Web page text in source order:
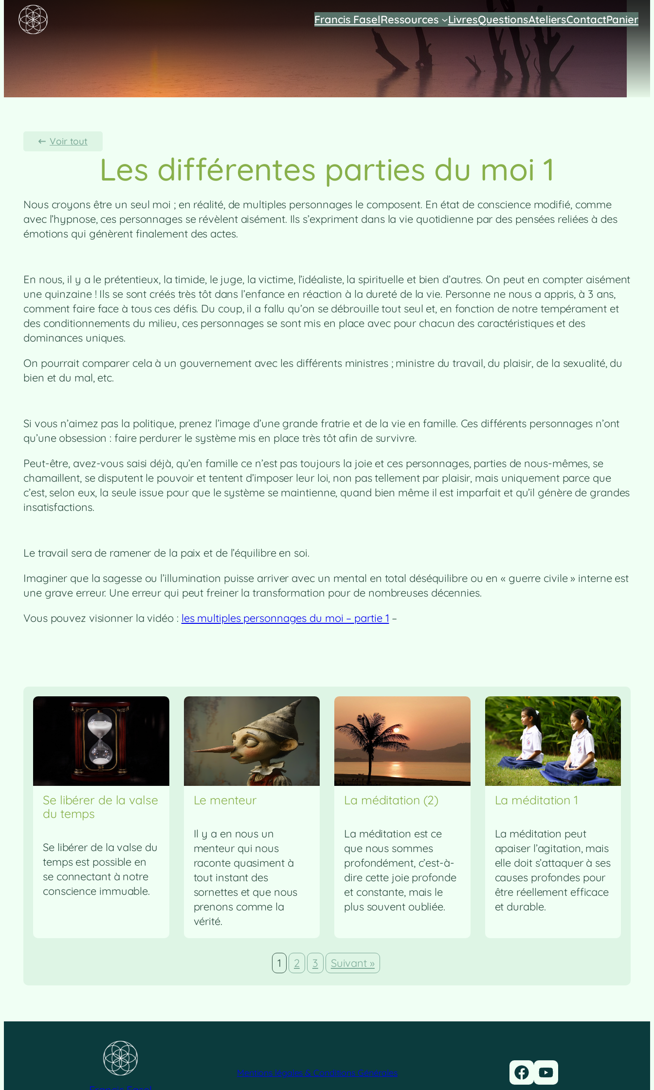
Francis FaselRessources LivresQuestionsAteliersContactPanier
Voir tout
Les différentes parties du moi 1
Nous croyons être un seul moi ; en réalité, de multiples personnages le composent. En état de conscience modifié, comme
avec l’hypnose, ces personnages se révèlent aisément. Ils s’expriment dans la vie quotidienne par des pensées reliées à des
émotions qui génèrent finalement des actes.
En nous, il y a le prétentieux, la timide, le juge, la victime, l’idéaliste, la spirituelle et bien d’autres. On peut en compter aisément
une quinzaine ! Ils se sont créés très tôt dans l’enfance en réaction à la dureté de la vie. Personne ne nous a appris, à 3 ans,
comment faire face à tous ces défis. Du coup, il a fallu qu’on se débrouille tout seul et, en fonction de notre tempérament et
des conditionnements du milieu, ces personnages se sont mis en place avec pour chacun des caractéristiques et des
dominances uniques.
On pourrait comparer cela à un gouvernement avec les différents ministres ; ministre du travail, du plaisir, de la sexualité, du
bien et du mal, etc.
Si vous n’aimez pas la politique, prenez l’image d’une grande fratrie et de la vie en famille. Ces différents personnages n’ont
qu’une obsession : faire perdurer le système mis en place très tôt afin de survivre.
Peut-être, avez-vous saisi déjà, qu’en famille ce n’est pas toujours la joie et ces personnages, parties de nous-mêmes, se
chamaillent, se disputent le pouvoir et tentent d’imposer leur loi, non pas tellement par plaisir, mais uniquement parce que
c’est, selon eux, la seule issue pour que le système se maintienne, quand bien même il est imparfait et qu’il génère de grandes
insatisfactions.
Le travail sera de ramener de la paix et de l’équilibre en soi.
Imaginer que la sagesse ou l’illumination puisse arriver avec un mental en total déséquilibre ou en « guerre civile » interne est
une grave erreur. Une erreur qui peut freiner la transformation pour de nombreuses décennies.
Vous pouvez visionner la vidéo : les multiples personnages du moi – partie 1 –
Se libérer de la valse
du temps
Se libérer de la valse du
temps est possible en
se connectant à notre
conscience immuable.
Le menteur
Il y a en nous un
menteur qui nous
raconte quasiment à
tout instant des
sornettes et que nous
prenons comme la
vérité.
La méditation (2)
La méditation est ce
que nous sommes
profondément, c’est-à-
dire cette joie profonde
et constante, mais le
plus souvent oubliée.
La méditation 1
La méditation peut
apaiser l’agitation, mais
elle doit s’attaquer à ses
causes profondes pour
être réellement efficace
et durable.
1 2 3 Suivant »
Mentions légales & Conditions Générales